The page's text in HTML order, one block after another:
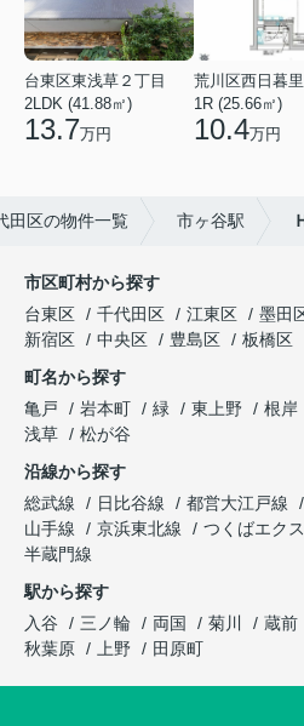
台東区東浅草２丁目
2LDK (41.88㎡)
13.7万円
荒川区西日暮
1R (25.66㎡)
10.4万円
田区の物件一覧 市ヶ谷駅
市区町村から探す
台東区
千代田区 江東区 墨田
新宿区
中央区 豊島区
板橋区
町名から探す
亀戸
岩本町 緑 東上野 根岸
浅草
松が谷
沿線から探す
総武線
日比谷線 都営大江戸線
山手線
京浜東北線 つくばエク
半蔵門線
駅から探す
入谷
三ノ輪 両国 菊川 蔵前
秋葉原
上野 田原町